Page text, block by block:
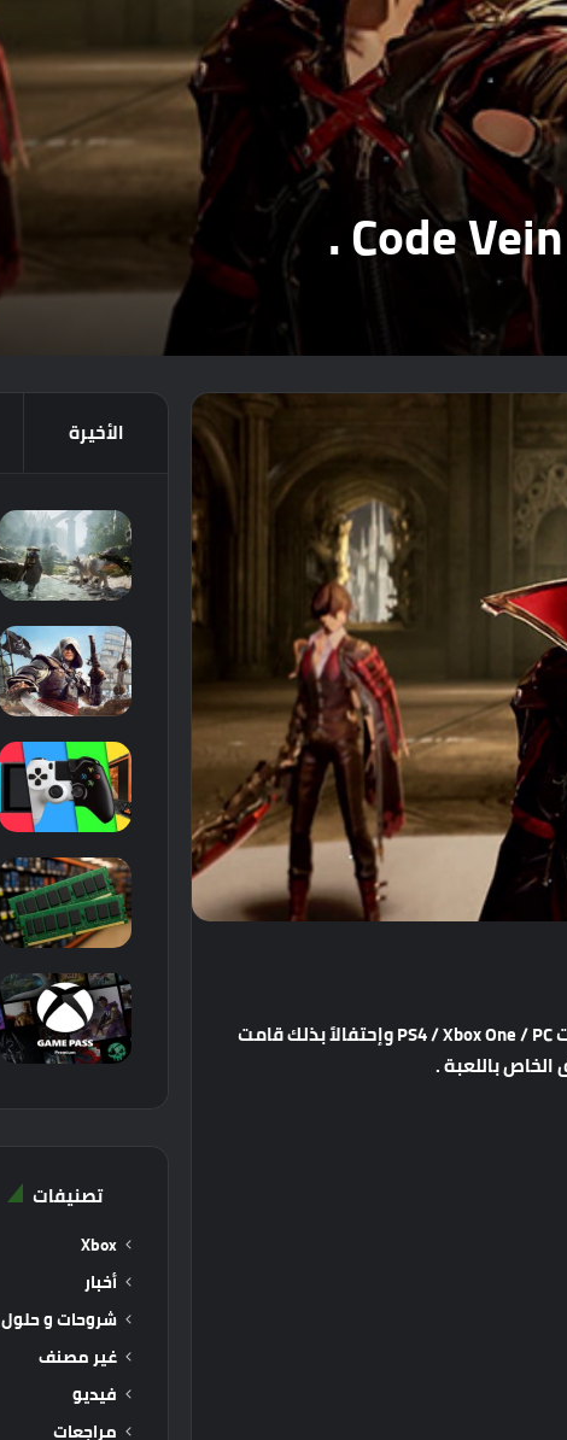
بتاريخ اليوم 27 سبتمبر تنطلق أخيراً لعبة Bandai Namco على منصات PS4 / Xbox One / PC وإحتفالاً بذلك قامت
الأخيرة
تصنيفات
Xbox
أخبار
شروحات و حلول
غير مصنف
فيديو
مراجعات